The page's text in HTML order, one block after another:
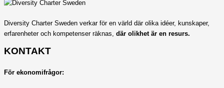
Diversity Charter Sweden verkar för en värld där olika idéer, kunskaper,
erfarenheter och kompetenser räknas, där olikhet är en resurs.
KONTAKT
För ekonomifrågor: